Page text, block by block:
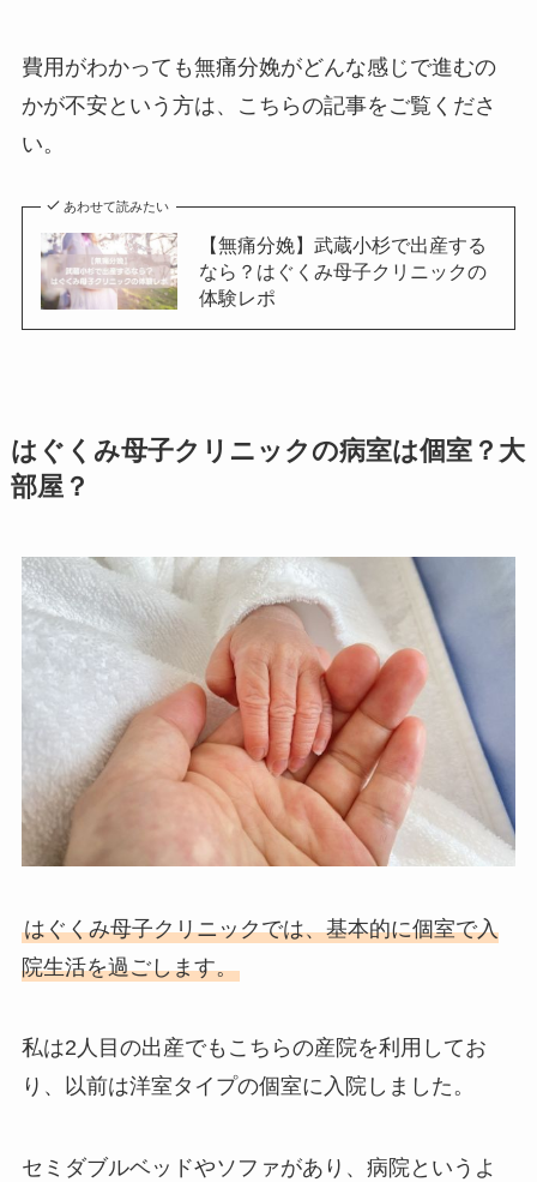
費用がわかっても無痛分娩がどんな感じで進むの
かが不安という方は、こちらの記事をご覧くださ
い。
あわせて読みたい
【無痛分娩】武蔵小杉で出産する
なら？はぐくみ母子クリニックの
体験レポ
はぐくみ母子クリニックの病室は個室？大
部屋？
はぐくみ母子クリニックでは、基本的に個室で入
院生活を過ごします。
私は2人目の出産でもこちらの産院を利用してお
り、以前は洋室タイプの個室に入院しました。
セミダブルベッドやソファがあり、病院というよ